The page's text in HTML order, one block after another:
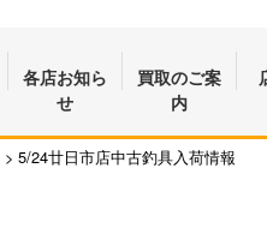
各店お知ら
せ
買取のご案
内
> 5/24廿日市店中古釣具入荷情報